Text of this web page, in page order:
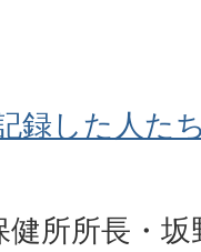
録した人た
健所所長・